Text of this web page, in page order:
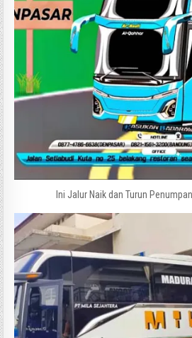
Ini Jalur Naik dan Turun